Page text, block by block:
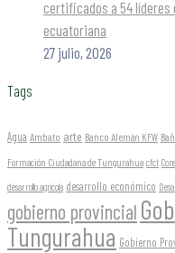
certificados a 54 líderes
ecuatoriana
27 julio, 2026
Tags
Agua Ambato arte Banco Alemán KFW
Formación Ciudadana de Tungurahua cfct
desarrollo agrícola desarrollo económico
gobierno provincial
Tungurahua Gobierno